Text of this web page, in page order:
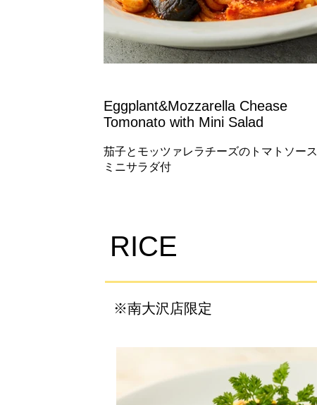
Eggplant&Mozzarella Chease
Tomonato with Mini Salad
茄子とモッツァレラチーズのトマトソース
ミニサラダ付
RICE
※南大沢店限定